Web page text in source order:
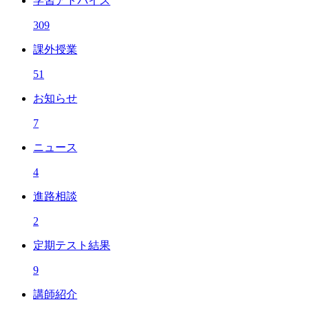
309
課外授業
51
お知らせ
7
ニュース
4
進路相談
2
定期テスト結果
9
講師紹介